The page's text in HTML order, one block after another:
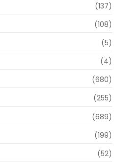
(137)
(108)
(5)
(4)
(680)
(255)
(689)
(199)
(52)